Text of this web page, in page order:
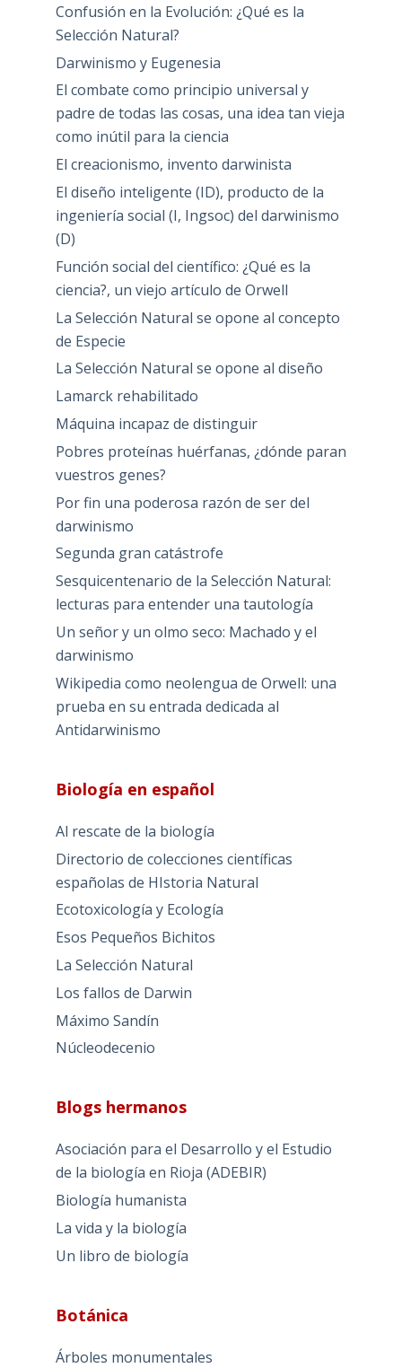
Confusión en la Evolución: ¿Qué es la
Selección Natural?
Darwinismo y Eugenesia
El combate como principio universal y
padre de todas las cosas, una idea tan vieja
como inútil para la ciencia
El creacionismo, invento darwinista
El diseño inteligente (ID), producto de la
ingeniería social (I, Ingsoc) del darwinismo
(D)
Función social del científico: ¿Qué es la
ciencia?, un viejo artículo de Orwell
La Selección Natural se opone al concepto
de Especie
La Selección Natural se opone al diseño
Lamarck rehabilitado
Máquina incapaz de distinguir
Pobres proteínas huérfanas, ¿dónde paran
vuestros genes?
Por fin una poderosa razón de ser del
darwinismo
Segunda gran catástrofe
Sesquicentenario de la Selección Natural:
lecturas para entender una tautología
Un señor y un olmo seco: Machado y el
darwinismo
Wikipedia como neolengua de Orwell: una
prueba en su entrada dedicada al
Antidarwinismo
Biología en español
Al rescate de la biología
Directorio de colecciones científicas
españolas de HIstoria Natural
Ecotoxicología y Ecología
Esos Pequeños Bichitos
La Selección Natural
Los fallos de Darwin
Máximo Sandín
Núcleodecenio
Blogs hermanos
Asociación para el Desarrollo y el Estudio
de la biología en Rioja (ADEBIR)
Biología humanista
La vida y la biología
Un libro de biología
Botánica
Árboles monumentales